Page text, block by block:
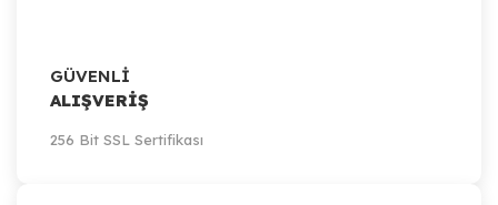
GÜVENLİ
ALIŞVERİŞ
256 Bit SSL Sertifikası